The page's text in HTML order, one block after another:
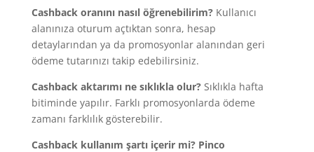
Cashback oranını nasıl öğrenebilirim?Kullanıcı
alanınıza oturum açtıktan sonra, hesap
detaylarından ya da promosyonlar alanından geri
ödeme tutarınızı takip edebilirsiniz.
Cashback aktarımı ne sıklıkla olur?Sıklıkla hafta
bitiminde yapılır. Farklı promosyonlarda ödeme
zamanı farklılık gösterebilir.
Cashback kullanım şartı içerir mi? Pinco